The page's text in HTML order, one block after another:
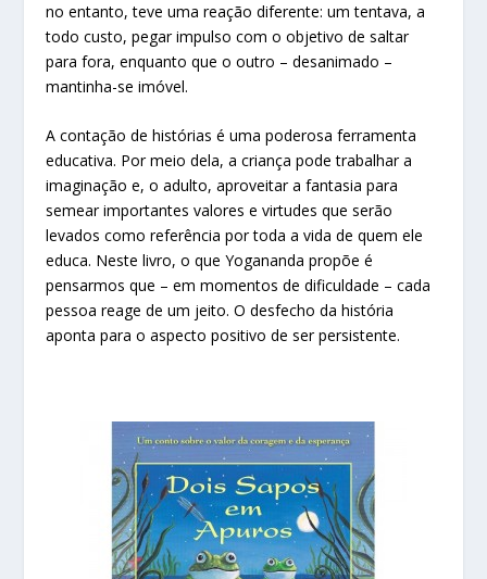
no entanto, teve uma reação diferente: um tentava, a
todo custo, pegar impulso com o objetivo de saltar
para fora, enquanto que o outro – desanimado –
mantinha-se imóvel.
A contação de histórias é uma poderosa ferramenta
educativa. Por meio dela, a criança pode trabalhar a
imaginação e, o adulto, aproveitar a fantasia para
semear importantes valores e virtudes que serão
levados como referência por toda a vida de quem ele
educa. Neste livro, o que Yogananda propõe é
pensarmos que – em momentos de dificuldade – cada
pessoa reage de um jeito. O desfecho da história
aponta para o aspecto positivo de ser persistente.